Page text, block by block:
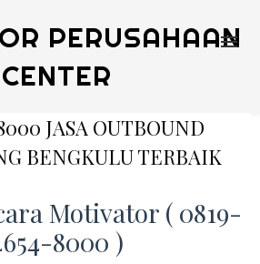
PERUSAHAAN
CENTER
JASA OUTBOUND
BENGKULU TERBAIK
Motivator ( 0819-
8000 )